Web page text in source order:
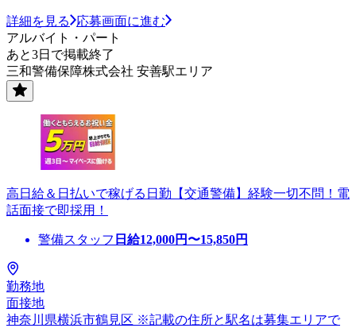
詳細を見る
応募画面に進む
アルバイト・パート
あと3日で掲載終了
三和警備保障株式会社 安善駅エリア
高日給＆日払いで稼げる日勤【交通警備】経験一切不問！電
話面接で即採用！
警備スタッフ 日給12,000円〜15,850円
勤務地
面接地
神奈川県横浜市鶴見区 ※記載の住所と駅名は募集エリアで